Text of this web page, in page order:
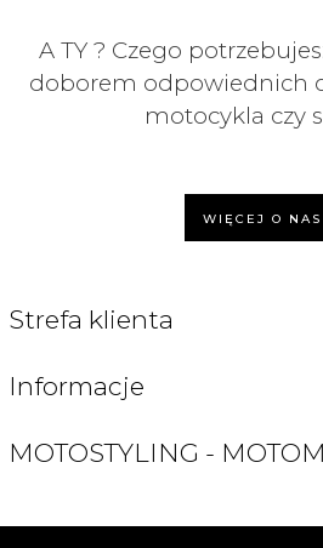
A TY ? Czego
doborem odpowiednich
motocykla czy
WIĘCEJ O NAS
Strefa klienta
Informacje
MOTOSTYLING -